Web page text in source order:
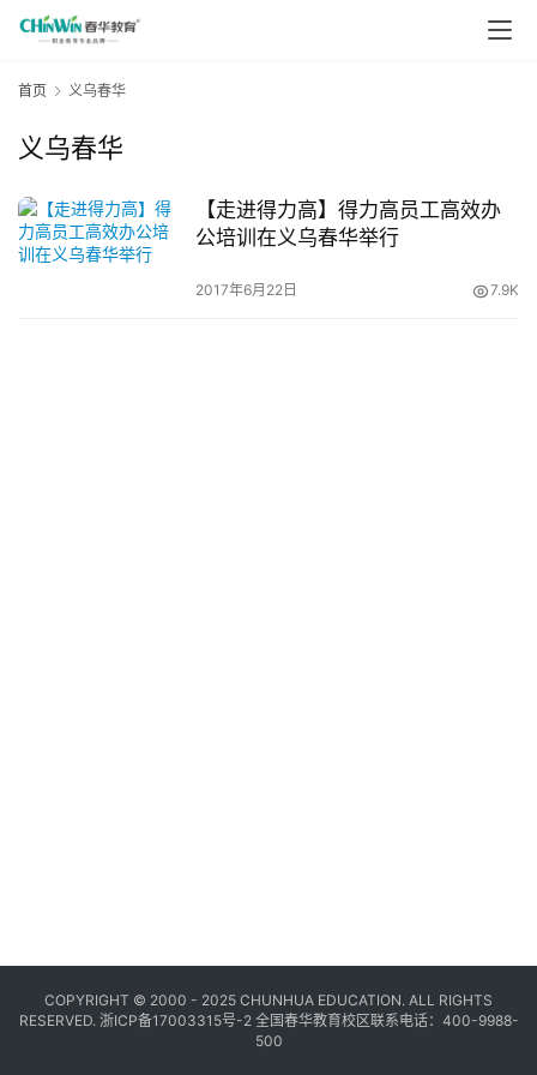
首页 义乌春华
义乌春华
【走进得力高】得力高员工高效办
公培训在义乌春华举行
2017年6月22日 7.9K
COPYRIGHT © 2000 - 2025 CHUNHUA EDUCATION. ALL RIGHTS
RESERVED. 浙ICP备17003315号-2全国春华教育校区联系电话：400-9988-
500